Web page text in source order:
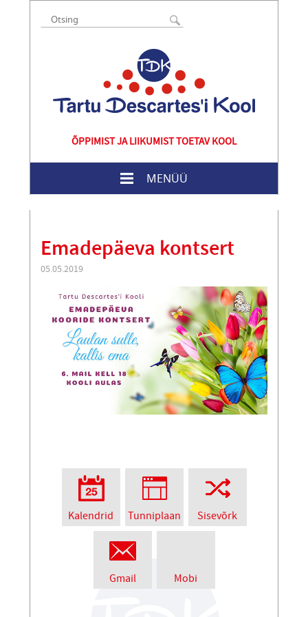
ÕPPIMIST JA LIIKUMIST TOETAV KOOL
MENÜÜ
Emadepäeva kontsert
05.05.2019
Kalendrid Tunniplaan Sisevõrk
Gmail Mobi